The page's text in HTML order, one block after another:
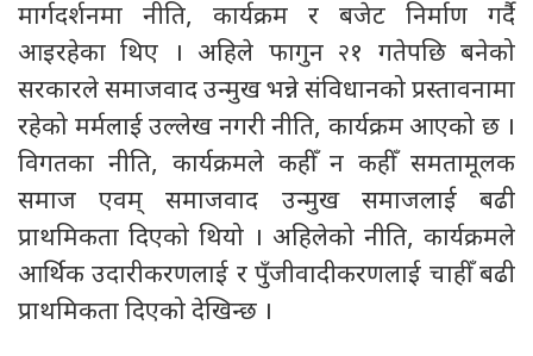
मार्गदर्शनमा नीति, कार्यक्रम र बजेट निर्माण गर्दै
आइरहेका थिए । अहिले फागुन २१ गतेपछि बनेको
सरकारले समाजवाद उन्मुख भन्ने संविधानको प्रस्तावनामा
रहेको मर्मलाई उल्लेख नगरी नीति, कार्यक्रम आएको छ ।
विगतका नीति, कार्यक्रमले कहीँ न कहीँ समतामूलक
समाज एवम् समाजवाद उन्मुख समाजलाई बढी
प्राथमिकता दिएको थियो । अहिलेको नीति, कार्यक्रमले
आर्थिक उदारीकरणलाई र पुँजीवादीकरणलाई चाहीँ बढी
प्राथमिकता दिएको देखिन्छ ।